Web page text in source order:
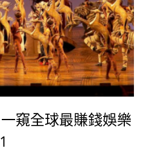
窺全球最賺錢娛樂